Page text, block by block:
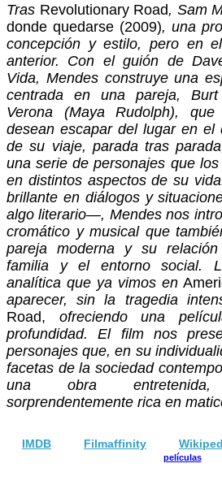
Tras Revolutionary Road, Sam
donde quedarse (2009), una
concepción y estilo, pero en
anterior. Con el guión de
Vida, Mendes construye una
centrada en una pareja,
Verona (Maya Rudolph),
desean escapar del lugar en el
de su viaje, parada tras
una serie de personajes que
en distintos aspectos de su
brillante en diálogos y
algo literario—, Mendes nos
cromático y musical que
pareja moderna y su
familia y el entorno social.
analítica que ya vimos en
aparecer, sin la tragedia
Road, ofreciendo una
profundidad. El film nos
personajes que, en su
facetas de la sociedad
una obra
sorprendentemente rica en
IMDB Filmaffinity
películas